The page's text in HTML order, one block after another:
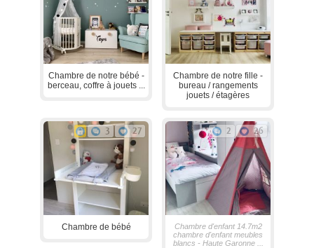
Chambre de notre bébé -
berceau, coffre à jouets ...
Chambre de notre fille -
bureau / rangements
jouets / étagères
3 27
Chambre de bébé
2 26
Chambre d'enfant 14.7m2
chambre d'enfant meubles
blancs - Haute Garonne ...